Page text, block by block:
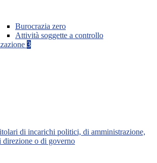
Burocrazia zero
Attività soggette a controllo
3
di incarichi politici, di amministrazione,
direzione o di governo